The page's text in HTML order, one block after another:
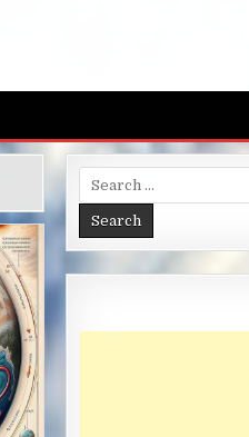
Search
for: